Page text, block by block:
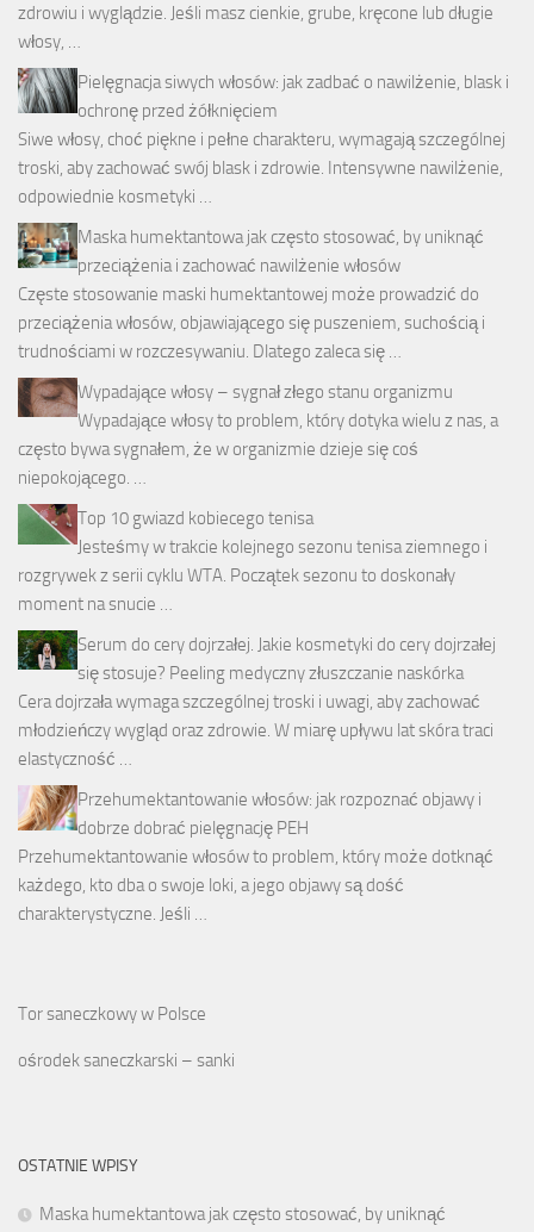
zdrowiu i wyglądzie. Jeśli masz cienkie, grube, kręcone lub długie
włosy, …
Pielęgnacja siwych włosów: jak zadbać o nawilżenie, blask i
ochronę przed żółknięciem
Siwe włosy, choć piękne i pełne charakteru, wymagają szczególnej
troski, aby zachować swój blask i zdrowie. Intensywne nawilżenie,
odpowiednie kosmetyki …
Maska humektantowa jak często stosować, by uniknąć
przeciążenia i zachować nawilżenie włosów
Częste stosowanie maski humektantowej może prowadzić do
przeciążenia włosów, objawiającego się puszeniem, suchością i
trudnościami w rozczesywaniu. Dlatego zaleca się …
Wypadające włosy – sygnał złego stanu organizmu
Wypadające włosy to problem, który dotyka wielu z nas, a
często bywa sygnałem, że w organizmie dzieje się coś
niepokojącego. …
Top 10 gwiazd kobiecego tenisa
Jesteśmy w trakcie kolejnego sezonu tenisa ziemnego i
rozgrywek z serii cyklu WTA. Początek sezonu to doskonały
moment na snucie …
Serum do cery dojrzałej. Jakie kosmetyki do cery dojrzałej
się stosuje? Peeling medyczny złuszczanie naskórka
Cera dojrzała wymaga szczególnej troski i uwagi, aby zachować
młodzieńczy wygląd oraz zdrowie. W miarę upływu lat skóra traci
elastyczność …
Przehumektantowanie włosów: jak rozpoznać objawy i
dobrze dobrać pielęgnację PEH
Przehumektantowanie włosów to problem, który może dotknąć
każdego, kto dba o swoje loki, a jego objawy są dość
charakterystyczne. Jeśli …
Tor saneczkowy w Polsce
ośrodek saneczkarski – sanki
OSTATNIE WPISY
Maska humektantowa jak często stosować, by uniknąć